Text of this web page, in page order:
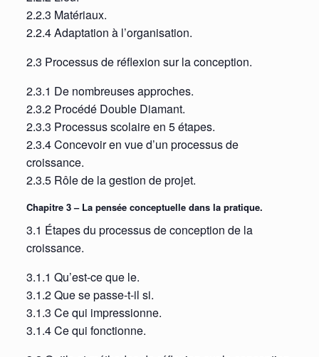
2.2.3 Matériaux.
2.2.4 Adaptation à l’organisation.
2.3 Processus de réflexion sur la conception.
2.3.1 De nombreuses approches.
2.3.2 Procédé Double Diamant.
2.3.3 Processus scolaire en 5 étapes.
2.3.4 Concevoir en vue d’un processus de
croissance.
2.3.5 Rôle de la gestion de projet.
Chapitre 3 – La pensée conceptuelle dans la pratique.
3.1 Étapes du processus de conception de la
croissance.
3.1.1 Qu’est-ce que le.
3.1.2 Que se passe-t-il si.
3.1.3 Ce qui impressionne.
3.1.4 Ce qui fonctionne.